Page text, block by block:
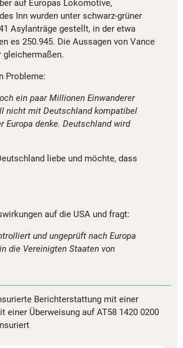
auf Europas Lokomotive,
Inn wurden unter schwarz-grüner
Asylanträge gestellt, in der etwa
es 250.945. Die Aussagen von Vance
gleichermaßen.
Probleme:
ein paar Millionen Einwanderer
nicht mit Deutschland kompatibel
Europa denke. Deutschland wird
liebe und möchte, dass
auf die USA und fragt:
und ungeprüft nach Europa
die Vereinigten Staaten von
Berichterstattung mit einer
einer Überweisung auf AT58 1420 0200